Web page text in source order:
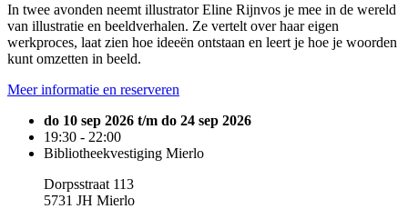
In twee avonden neemt illustrator Eline Rijnvos je mee in de wereld
van illustratie en beeldverhalen. Ze vertelt over haar eigen
werkproces, laat zien hoe ideeën ontstaan en leert je hoe je woorden
kunt omzetten in beeld.
Meer informatie en reserveren
do 10 sep 2026 t/m do 24 sep 2026
19:30 - 22:00
Bibliotheekvestiging Mierlo
Dorpsstraat 113
5731 JH Mierlo